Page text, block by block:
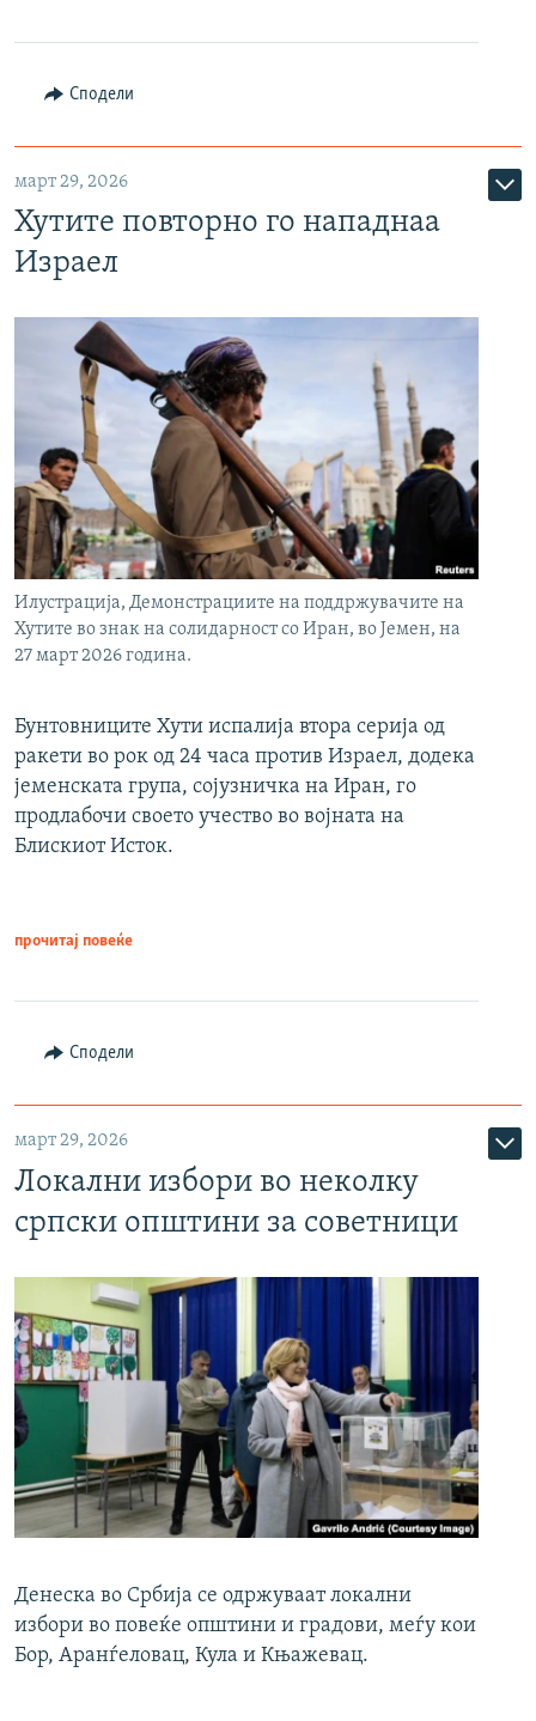
Сподели
март 29, 2026
Хутите повторно го нападнаа
Израел
Илустрација, Демонстрациите на поддржувачите на
Хутите во знак на солидарност со Иран, во Јемен, на
27 март 2026 година.
Бунтовниците Хути испалија втора серија од
ракети во рок од 24 часа против Израел, додека
јеменската група, сојузничка на Иран, го
продлабочи своето учество во војната на
Блискиот Исток.
прочитај повеќе
Сподели
март 29, 2026
Локални избори во неколку
српски општини за советници
Денеска во Србија се одржуваат локални
избори во повеќе општини и градови, меѓу кои
Бор, Аранѓеловац, Кула и Књажевац.